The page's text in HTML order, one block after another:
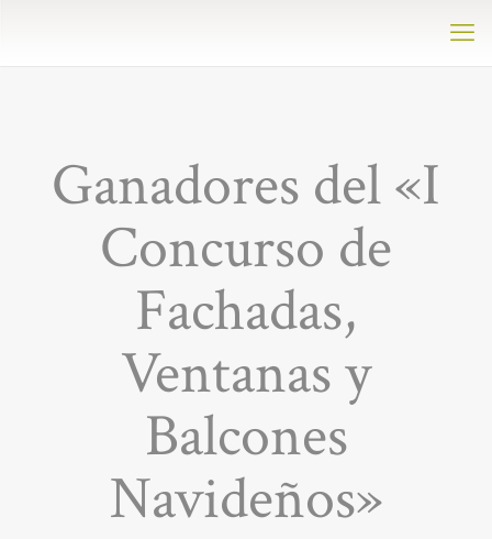
Ganadores del «I
Concurso de
Fachadas,
Ventanas y
Balcones
Navideños»